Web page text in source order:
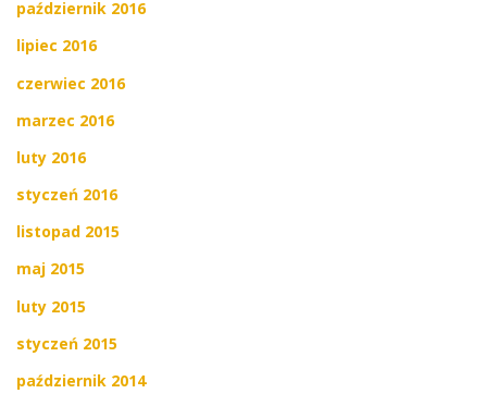
październik 2016
lipiec 2016
czerwiec 2016
marzec 2016
luty 2016
styczeń 2016
listopad 2015
maj 2015
luty 2015
styczeń 2015
październik 2014